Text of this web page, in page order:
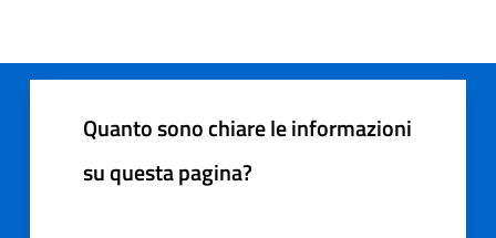
Quanto sono chiare le informazioni
su questa pagina?